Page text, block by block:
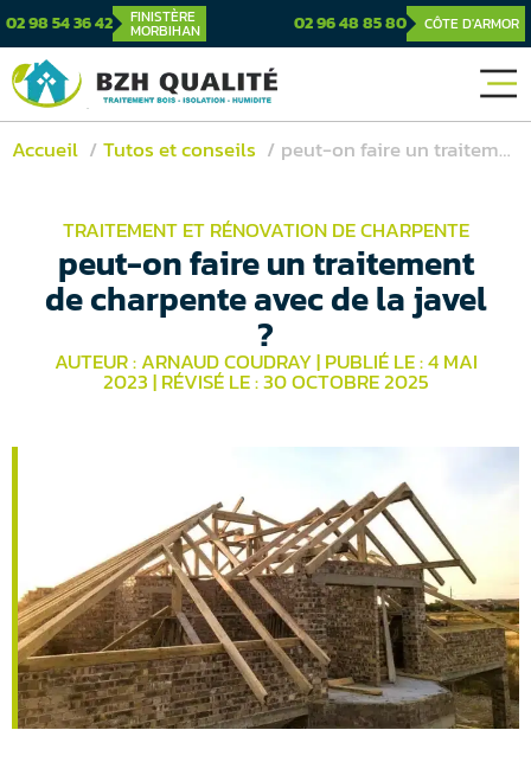
02 98 54 36 42 FINISTÈRE
MORBIHAN 02 96 48 85 80 CÔTE D'ARMOR
Accueil Tutos et conseils peut-on faire un traitement de charpente avec de la javel ?
TRAITEMENT ET RÉNOVATION DE CHARPENTE
peut-on faire un traitement
de charpente avec de la javel
?
AUTEUR : ARNAUD COUDRAY|PUBLIÉ LE : 4 MAI
2023|RÉVISÉ LE : 30 OCTOBRE 2025